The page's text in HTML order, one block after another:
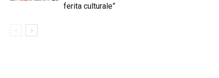
ferita culturale”